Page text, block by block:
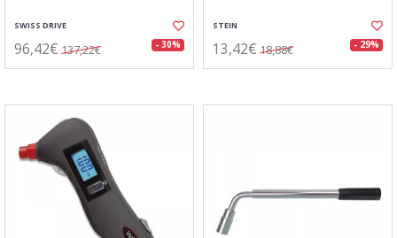
SWISS DRIVE
96,42€ 137,22€ - 30%
STEIN
13,42€ 18,88€ - 29%